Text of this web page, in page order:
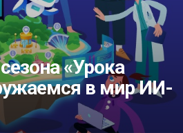
Дома культуры«Урока
в мир ИИ-